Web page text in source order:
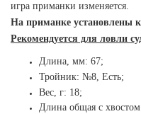
игра приманки изменяется.
На приманке установлены
Рекомендуется для ловли
Длина, мм: 67;
Тройник: №8, Есть;
Вес, г: 18;
Длина общая с